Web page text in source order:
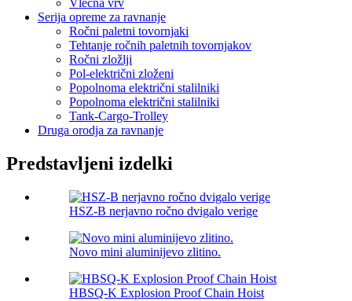
Vlečna vrv
Serija opreme za ravnanje
Ročni paletni tovornjaki
Tehtanje ročnih paletnih tovornjakov
Ročni zložlji
Pol-električni zloženi
Popolnoma električni stalilniki
Popolnoma električni stalilniki
Tank-Cargo-Trolley
Druga orodja za ravnanje
Predstavljeni izdelki
HSZ-B nerjavno ročno dvigalo verige
Novo mini aluminijevo zlitino.
HBSQ-K Explosion Proof Chain Hoist